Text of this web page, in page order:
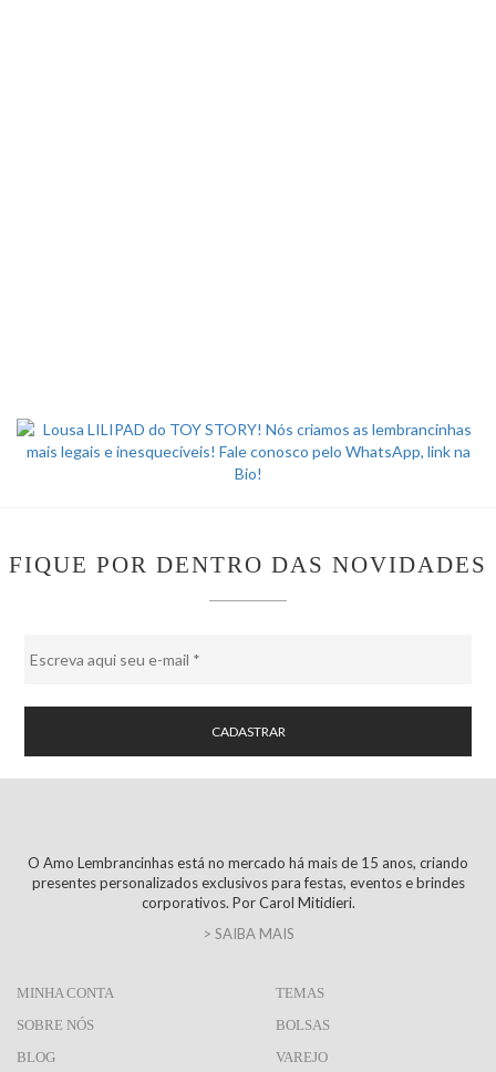
FIQUE POR DENTRO DAS NOVIDADES
O Amo Lembrancinhas está no mercado há mais de 15 anos, criando
presentes personalizados exclusivos para festas, eventos e brindes
corporativos. Por Carol Mitidieri.
> SAIBA MAIS
MINHA CONTA
SOBRE NÓS
BLOG
TEMAS
BOLSAS
VAREJO